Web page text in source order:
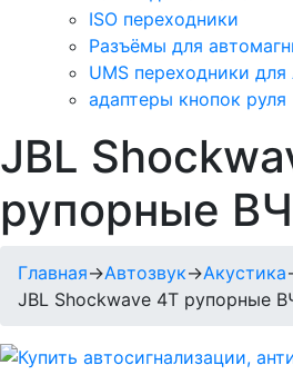
ISO переходники
Разъёмы для
UMS переходники
адаптеры кнопок руля
JBL
рупорные ВЧ
Главная→Автозвук→Акустика
JBL Shockwave 4T рупорные